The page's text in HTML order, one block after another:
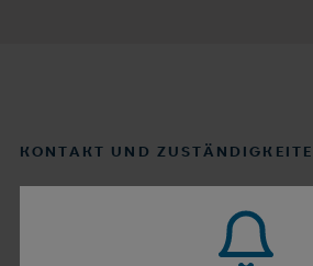
KONTAKT UND
Ich bin für Sie